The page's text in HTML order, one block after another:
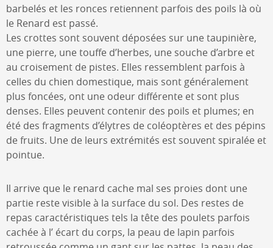
barbelés et les ronces retiennent parfois des poils là où
le Renard est passé.
Les crottes sont souvent déposées sur une taupinière,
une pierre, une touffe d’herbes, une souche d’arbre et
au croisement de pistes. Elles ressemblent parfois à
celles du chien domestique, mais sont généralement
plus foncées, ont une odeur différente et sont plus
denses. Elles peuvent contenir des poils et plumes; en
été des fragments d’élytres de coléoptères et des pépins
de fruits. Une de leurs extrémités est souvent spiralée et
pointue.
Il arrive que le renard cache mal ses proies dont une
partie reste visible à la surface du sol. Des restes de
repas caractéristiques tels la tête des poulets parfois
cachée à l’ écart du corps, la peau de lapin parfois